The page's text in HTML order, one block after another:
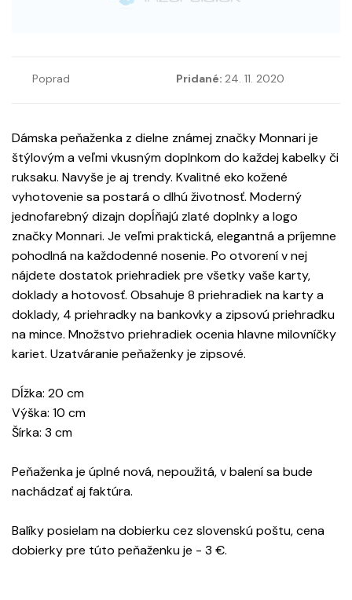
Poprad Pridané: 24. 11. 2020
Dámska peňaženka z dielne známej značky Monnari je
štýlovým a veľmi vkusným doplnkom do každej kabelky či
ruksaku. Navyše je aj trendy. Kvalitné eko kožené
vyhotovenie sa postará o dlhú životnosť. Moderný
jednofarebný dizajn dopĺňajú zlaté doplnky a logo
značky Monnari. Je veľmi praktická, elegantná a príjemne
pohodlná na každodenné nosenie. Po otvorení v nej
nájdete dostatok priehradiek pre všetky vaše karty,
doklady a hotovosť. Obsahuje 8 priehradiek na karty a
doklady, 4 priehradky na bankovky a zipsovú priehradku
na mince. Množstvo priehradiek ocenia hlavne milovníčky
kariet. Uzatváranie peňaženky je zipsové.
Dĺžka: 20 cm
Výška: 10 cm
Šírka: 3 cm
Peňaženka je úplné nová, nepoužitá, v balení sa bude
nachádzať aj faktúra.
Balíky posielam na dobierku cez slovenskú poštu, cena
dobierky pre túto peňaženku je - 3 €.